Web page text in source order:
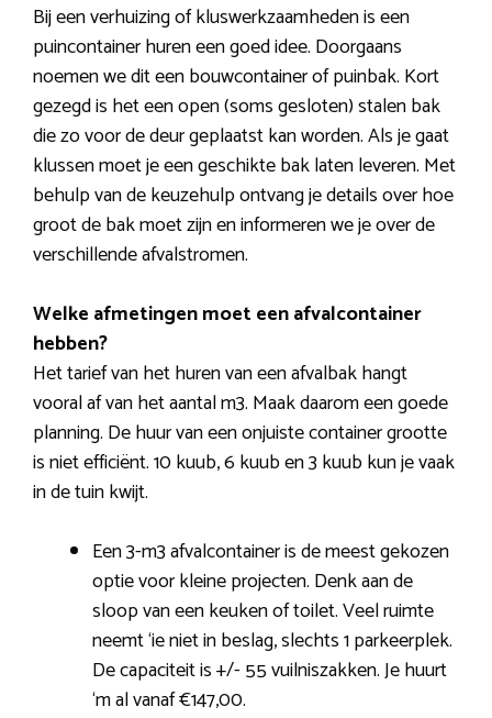
Bij een verhuizing of kluswerkzaamheden is een
puincontainer huren een goed idee. Doorgaans
noemen we dit een bouwcontainer of puinbak. Kort
gezegd is het een open (soms gesloten) stalen bak
die zo voor de deur geplaatst kan worden. Als je gaat
klussen moet je een geschikte bak laten leveren. Met
behulp van de keuzehulp ontvang je details over hoe
groot de bak moet zijn en informeren we je over de
verschillende afvalstromen.
Welke afmetingen moet een afvalcontainer
hebben?
Het tarief van het huren van een afvalbak hangt
vooral af van het aantal m3. Maak daarom een goede
planning. De huur van een onjuiste container grootte
is niet efficiënt. 10 kuub, 6 kuub en 3 kuub kun je vaak
in de tuin kwijt.
Een 3-m3 afvalcontainer is de meest gekozen
optie voor kleine projecten. Denk aan de
sloop van een keuken of toilet. Veel ruimte
neemt ‘ie niet in beslag, slechts 1 parkeerplek.
De capaciteit is +/- 55 vuilniszakken. Je huurt
‘m al vanaf €147,00.